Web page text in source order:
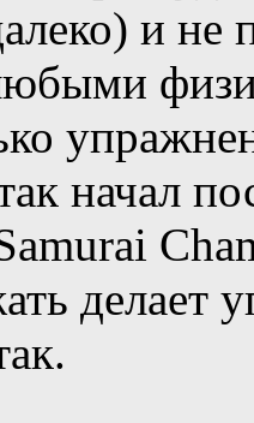
и не
начал
делает